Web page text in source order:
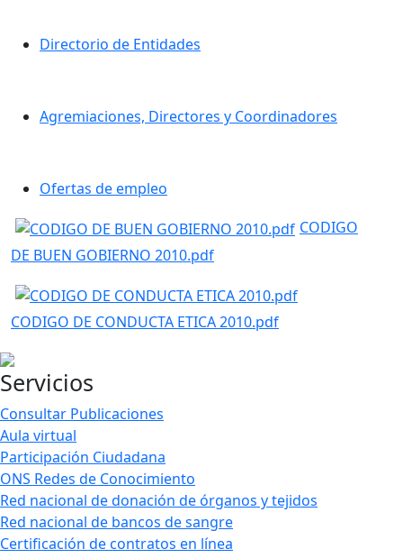
Directorio de Entidades
Agremiaciones, Directores y Coordinadores
Ofertas de empleo
CODIGO
DE BUEN GOBIERNO 2010.pdf
CODIGO DE CONDUCTA ETICA 2010.pdf
Servicios
Consultar Publicaciones
Aula virtual
Participación Ciudadana
ONS Redes de Conocimiento
Red nacional de donación de órganos y tejidos
Red nacional de bancos de sangre
Certificación de contratos en línea